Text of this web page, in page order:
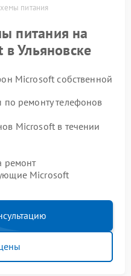
питания
питания на
Ульяновске
Microsoft собственной
по ремонту телефонов
Microsoft в течении
ремонт
Microsoft